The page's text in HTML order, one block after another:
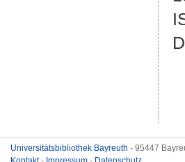
Universitätsbibliothek Bayreuth - 95447